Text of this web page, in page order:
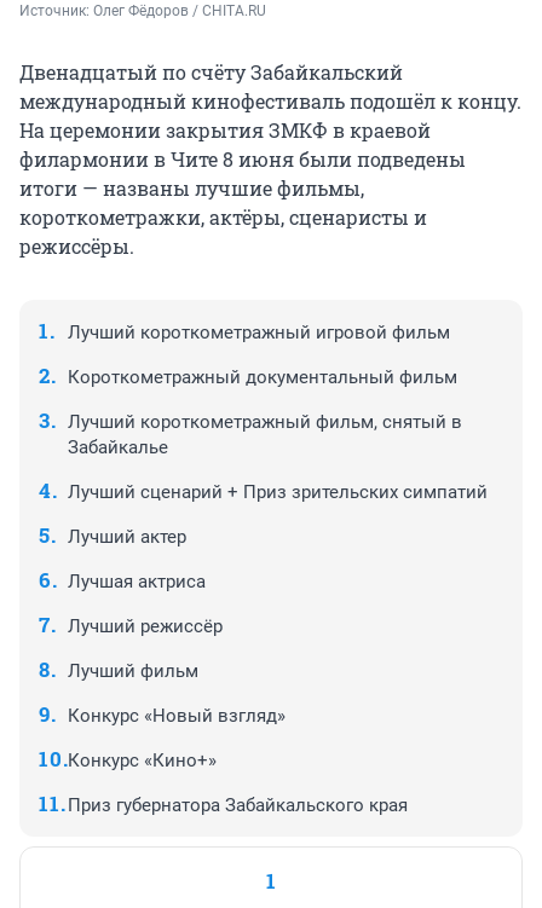
Источник: Олег Фёдоров / CHITA.RU
Двенадцатый по счёту Забайкальский
международный кинофестиваль подошёл к концу.
На церемонии закрытия ЗМКФ в краевой
филармонии в Чите 8 июня были подведены
итоги — названы лучшие фильмы,
короткометражки, актёры, сценаристы и
режиссёры.
Лучший короткометражный игровой фильм
Короткометражный документальный фильм
Лучший короткометражный фильм, снятый в
Забайкалье
Лучший сценарий + Приз зрительских симпатий
Лучший актер
Лучшая актриса
Лучший режиссёр
Лучший фильм
Конкурс «Новый взгляд»
Конкурс «Кино+»
Приз губернатора Забайкальского края
1